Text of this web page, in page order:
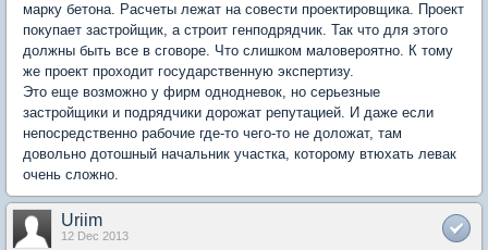
марку бетона. Расчеты лежат на совести проектировщика. Проект
покупает застройщик, а строит генподрядчик. Так что для этого
должны быть все в сговоре. Что слишком маловероятно. К тому
же проект проходит государственную экспертизу.
Это еще возможно у фирм однодневок, но серьезные
застройщики и подрядчики дорожат репутацией. И даже если
непосредственно рабочие где-то чего-то не доложат, там
довольно дотошный начальник участка, которому втюхать левак
очень сложно.
Uriim
12 Dec 2013